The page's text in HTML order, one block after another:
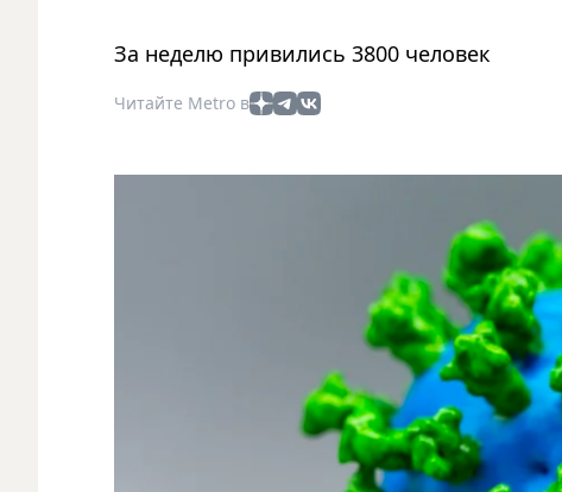
За неделю привились 3800 человек
Читайте Metro в